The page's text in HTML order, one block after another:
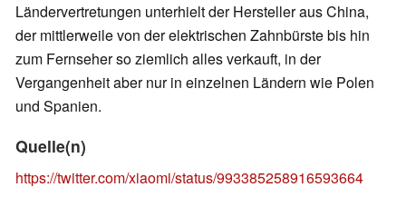
Ländervertretungen unterhielt der Hersteller aus China,
der mittlerweile von der elektrischen Zahnbürste bis hin
zum Fernseher so ziemlich alles verkauft, in der
Vergangenheit aber nur in einzelnen Ländern wie Polen
und Spanien.
Quelle(n)
https://twitter.com/xiaomi/status/993385258916593664